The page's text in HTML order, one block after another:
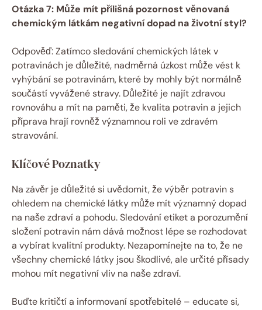
Otázka 7: Může mít přílišná pozornost věnovaná
chemickým látkám negativní dopad na životní styl?
Odpověď: Zatímco sledování chemických látek v
potravinách je důležité, nadměrná úzkost může vést k
vyhýbání se potravinám, které by mohly být normálně
součástí vyvážené stravy. Důležité je najít zdravou
rovnováhu a mít na paměti, že kvalita potravin a jejich
příprava hrají rovněž významnou roli ve zdravém
stravování.
Klíčové Poznatky
Na závěr je důležité si uvědomit, že výběr potravin s
ohledem na chemické látky může mít významný dopad
na naše zdraví a pohodu. Sledování etiket a porozumění
složení potravin nám dává možnost lépe se rozhodovat
a vybírat kvalitní produkty. Nezapomínejte na to, že ne
všechny chemické látky jsou škodlivé, ale určité přísady
mohou mít negativní vliv na naše zdraví.
Buďte kritičtí a informovaní spotřebitelé – educate si,